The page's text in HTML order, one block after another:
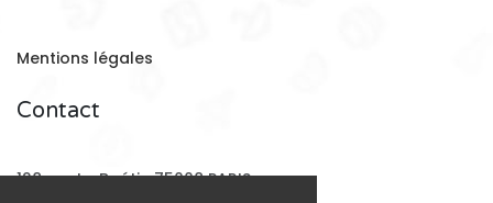
Mentions légales
Contact
128 rue La Boétie 75008 PARIS